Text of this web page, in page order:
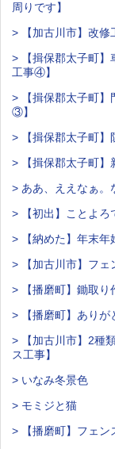
周りです】
> 【加古川市】改修
> 【揖保郡太子町】
工事④】
> 【揖保郡太子町】
③】
> 【揖保郡太子町】
> 【揖保郡太子町】
> ああ、ええなぁ。
> 【初出】ことよろ
> 【納めた】年末年
> 【加古川市】フェ
> 【播磨町】鋤取り
> 【播磨町】ありが
> 【加古川市】2種
ス工事】
> いなみ冬景色
> モミジと猫
> 【播磨町】フェン